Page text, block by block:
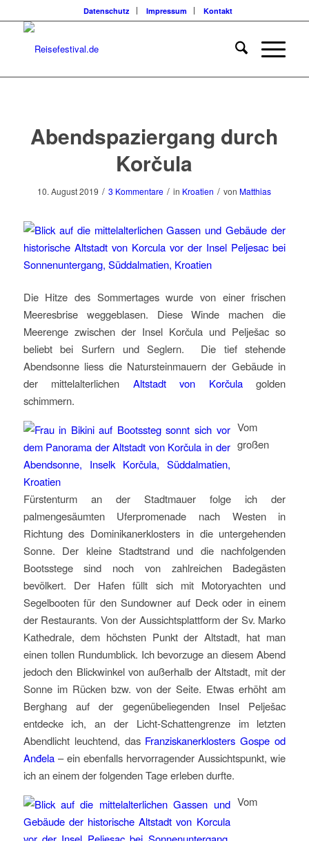
Datenschutz Impressum Kontakt
Abendspaziergang durch
Korčula
10. August 2019 / 3 Kommentare / in Kroatien / von Matthias
Die Hitze des Sommertages wurde von einer frischen
Meeresbrise weggeblasen. Diese Winde machen die
Meerenge zwischen der Insel Korčula und Pelješac so
beliebt bei Surfern und Seglern. Die tief stehende
Abendsonne liess die Natursteinmauern der Gebäude in
der mittelalterlichen Altstadt von Korčulagolden
schimmern.
Vom
großen
Fürstenturm an der Stadtmauer folge ich der
palmengesäumten Uferpromenade nach Westen in
Richtung des Dominikanerklosters in die untergehenden
Sonne. Der kleine Stadtstrand und die nachfolgenden
Bootsstege sind noch von zahlreichen Badegästen
bevölkert. Der Hafen füllt sich mit Motoryachten und
Segelbooten für den Sundowner auf Deck oder in einem
der Restaurants. Von der Aussichtsplattform der Sv. Marko
Kathedrale, dem höchsten Punkt der Altstadt, hat man
einen tollen Rundumblick. Ich bevorzuge an diesem Abend
jedoch den Blickwinkel von außerhalb der Altstadt, mit der
Sonne im Rücken bzw. von der Seite. Etwas erhöht am
Berghang auf der gegenübeliegenden Insel Pelješac
entdecke ich, an der Licht-Schattengrenze im letzten
Abendlicht leuchtend, das Franziskanerklosters Gospe od
Anđela– ein ebenfalls hervorragender Aussichtspunkt, wie
ich an einem der folgenden Tage erleben durfte.
Vom